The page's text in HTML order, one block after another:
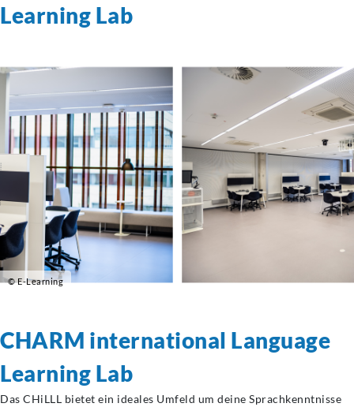
Learning Lab
© E-Learning
CHARM international Language
Learning Lab
Das CHiLLL bietet ein ideales Umfeld um deine Sprachkenntnisse